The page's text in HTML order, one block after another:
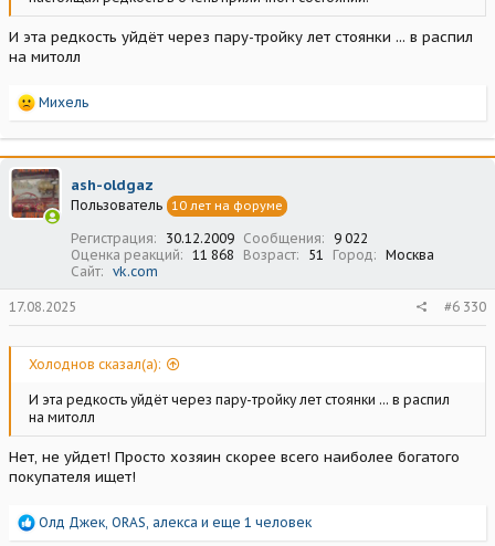
И эта редкость уйдёт через пару-тройку лет стоянки ... в распил
на митолл
Р
а
к
ц
и
и
Михель
ash-oldgaz
Пользователь 10 лет на форуме
Регистрация 30.12.2009 Сообщения
9 022
Оценка реакций
11 868 Возраст 51 Город
Москва
Сайт
vk.com
17.08.2025 #6 330
Холоднов сказал(а):
И эта редкость уйдёт через пару-тройку лет стоянки ... в распил
на митолл
Нет, не уйдет! Просто хозяин скорее всего наиболее богатого
покупателя ищет!
Р
Олд Джек ORAS алекса и еще 1 человек